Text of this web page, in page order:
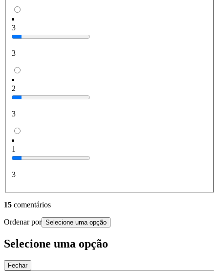
3
3
2
3
1
3
15 comentários
Ordenar por Selecione uma opção
Selecione uma opção
Fechar